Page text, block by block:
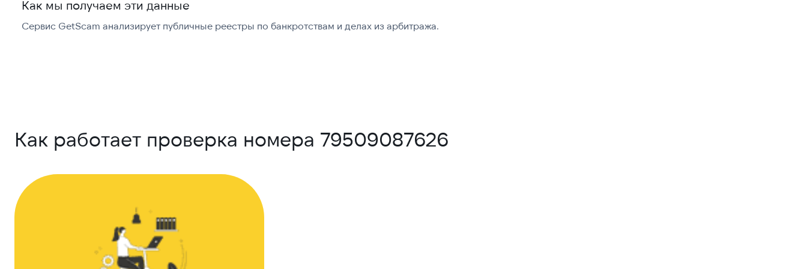
Как мы получаем эти данные
Сервис GetScam анализирует публичные реестры по банкротствам и делах из арбитража.
Как работает проверка номера 79509087626